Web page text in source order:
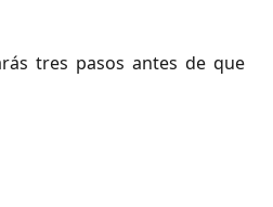
tres pasos antes de que